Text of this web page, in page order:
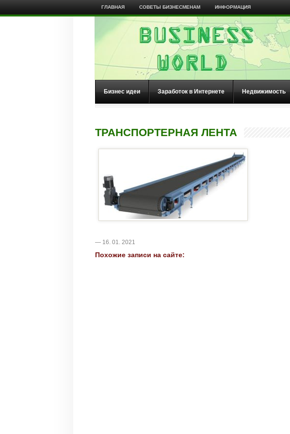
ГЛАВНАЯ СОВЕТЫ БИЗНЕСМЕНАМ ИНФОРМАЦИЯ
Бизнес идеи Заработок в Интернете Недвижимость
ТРАНСПОРТЕРНАЯ ЛЕНТА
— 16. 01. 2021
Похожие записи на сайте: